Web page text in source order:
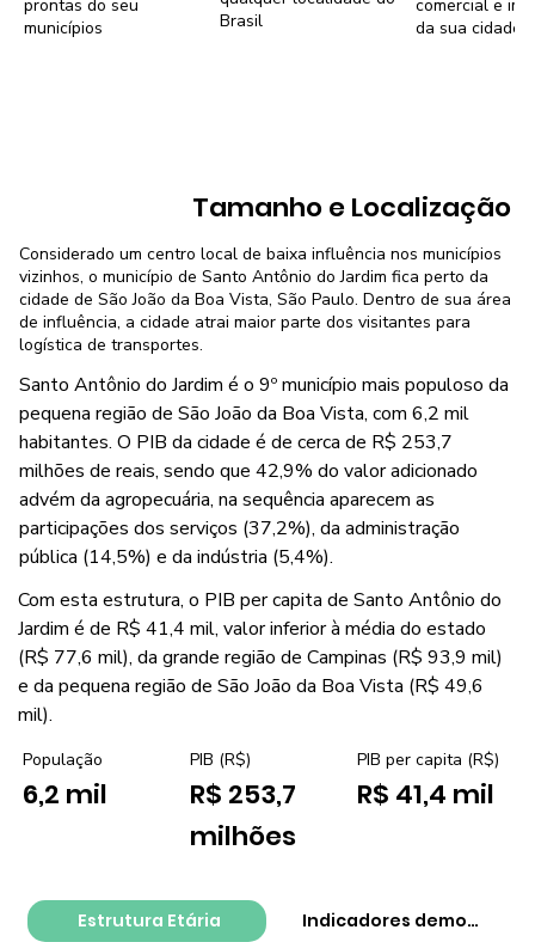
prontas do seu
municípios
Brasil
comercial e
da sua cidade
Estrutura Etária Indicadores
Tamanho e Localização
Considerado um centro local de baixa influência nos municípios
vizinhos, o município de Santo Antônio do Jardim fica perto da
cidade de São João da Boa Vista, São Paulo. Dentro de sua área
de influência, a cidade atrai maior parte dos visitantes para
logística de transportes.
Santo Antônio do Jardim é o 9º município mais populoso da
pequena região de São João da Boa Vista, com 6,2 mil
habitantes. O PIB da cidade é de cerca de R$ 253,7
milhões de reais, sendo que 42,9% do valor adicionado
advém da agropecuária, na sequência aparecem as
participações dos serviços (37,2%), da administração
pública (14,5%) e da indústria (5,4%).
Com esta estrutura, o PIB per capita de Santo Antônio do
Jardim é de R$ 41,4 mil, valor inferior à média do estado
(R$ 77,6 mil), da grande região de Campinas (R$ 93,9 mil)
e da pequena região de São João da Boa Vista (R$ 49,6
mil).
População
6,2 mil
PIB (R$)
R$ 253,7
milhões
PIB per capita (R$)
R$ 41,4 mil